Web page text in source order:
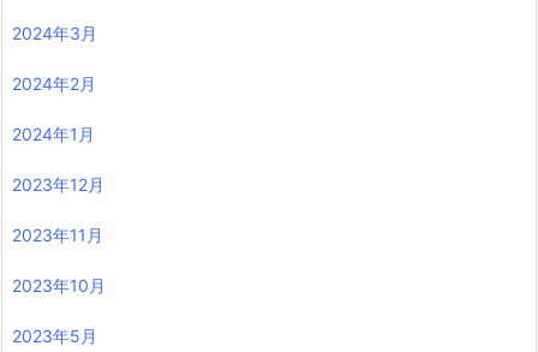
2024年3月
2024年2月
2024年1月
2023年12月
2023年11月
2023年10月
2023年5月